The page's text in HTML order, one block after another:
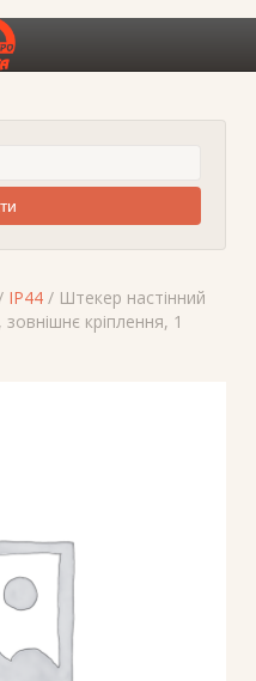
IP44 / Штекер настінний
кріплення, 1